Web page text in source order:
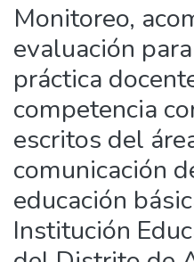
Monitoreo,
evaluación
práctica
competencia
escritos del
comunicación
educación
Institución